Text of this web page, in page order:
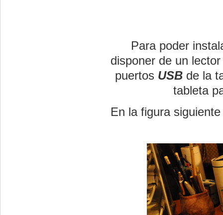
Para poder
disponer de un
puertos USB de la
tableta
En la figura